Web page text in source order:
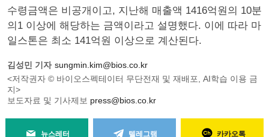
수령금액은 비공개이고, 지난해 매출액 1416억원의 10분
의1 이상에 해당하는 금액이라고 설명했다. 이에 따라 마
일스톤은 최소 141억원 이상으로 계산된다.
김성민 기자 sungmin.kim@bios.co.kr
<저작권자 © 바이오스펙테이터 무단전재 및 재배포, AI학습 이용 금
지>
보도자료 및 기사제보 press@bios.co.kr
뉴스레터 텔레그램 카카오톡